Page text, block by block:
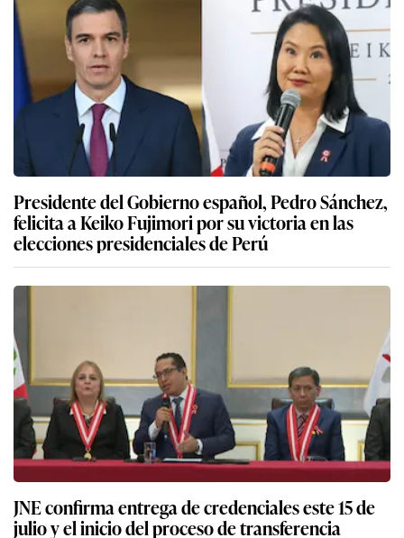
Presidente del Gobierno español, Pedro Sánchez,
felicita a Keiko Fujimori por su victoria en las
elecciones presidenciales de Perú
JNE confirma entrega de credenciales este 15 de
julio y el inicio del proceso de transferencia